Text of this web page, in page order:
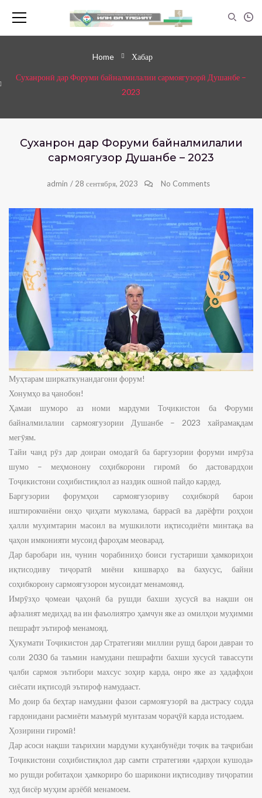
Home Хабар
Суханронӣ дар Форуми байналмилалии сармоягузорӣ Душанбе –
2023
Суханронӣ дар Форуми байналмилалии
сармоягузорӣ Душанбе – 2023
admin / 28 сентября, 2023 No Comments
Муҳтарам ширкаткунандагони форум!
Хонумҳо ва ҷанобон!
Ҳамаи шуморо аз номи мардуми Тоҷикистон ба Форуми
байналмилалии сармоягузории Душанбе – 2023 хайрамақдам
мегӯям.
Тайи чанд рӯз дар доираи омодагӣ ба баргузории форуми имрӯза
шумо – меҳмонону соҳибкорони гиромӣ бо дастовардҳои
Тоҷикистони соҳибистиқлол аз наздик ошноӣ пайдо кардед.
Баргузории форумҳои сармоягузориву соҳибкорӣ барои
иштирокчиёни онҳо ҷиҳати муколама, баррасӣ ва дарёфти роҳҳои
ҳалли муҳимтарин масоил ва мушкилоти иқтисодиёти минтақа ва
ҷаҳон имконияти мусоид фароҳам меоварад.
Дар баробари ин, чунин чорабиниҳо боиси густариши ҳамкориҳои
иқтисодиву тиҷоратӣ миёни кишварҳо ва бахусус, байни
соҳибкорону сармоягузорон мусоидат менамоянд.
Имрӯзҳо ҷомеаи ҷаҳонӣ ба рушди бахши хусусӣ ва нақши он
афзалият медиҳад ва ин фаъолиятро ҳамчун яке аз омилҳои муҳимми
пешрафт эътироф менамояд.
Ҳукумати Тоҷикистон дар Стратегияи миллии рушд барои давраи то
соли 2030 ба таъмин намудани пешрафти бахши хусусӣ тавассути
ҷалби сармоя эътибори махсус зоҳир карда, онро яке аз ҳадафҳои
сиёсати иқтисодӣ эътироф намудааст.
Мо доир ба беҳтар намудани фазои сармоягузорӣ ва дастрасу содда
гардонидани расмиёти маъмурӣ мунтазам чораҷӯӣ карда истодаем.
Ҳозирини гиромӣ!
Дар асоси нақши таърихии мардуми куҳанбунёди тоҷик ва таҷрибаи
Тоҷикистони соҳибистиқлол дар самти стратегияи «дарҳои кушода»
мо рушди робитаҳои ҳамкориро бо шарикони иқтисодиву тиҷоратии
худ бисёр муҳим арзёбӣ менамоем.